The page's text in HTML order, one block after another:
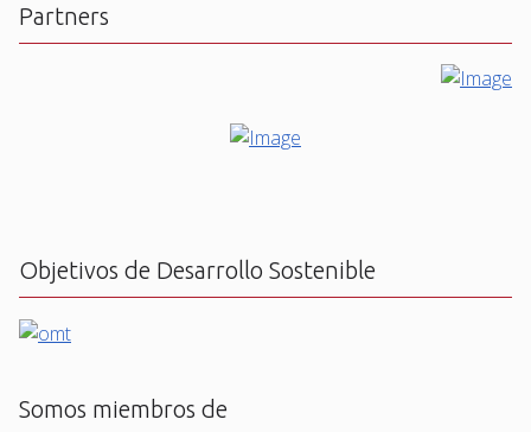
Partners
Objetivos de Desarrollo Sostenible
Somos miembros de